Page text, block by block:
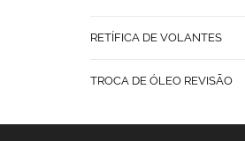
RETÍFICA DE VOLANTES
TROCA DE ÓLEO REVISÃO